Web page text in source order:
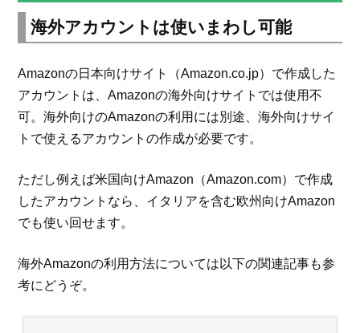
海外アカウントは使いまわし可能
Amazonの日本向けサイト（Amazon.co.jp）で作成した
アカウントは、Amazonの海外向けサイトでは使用不
可。海外向けのAmazonの利用には別途、海外向けサイ
トで使えるアカウントの作成が必要です。
ただし例えば米国向けAmazon（Amazon.com）で作成
したアカウントなら、イタリアを含む欧州向けAmazon
でも使い回せます。
海外Amazonの利用方法については以下の関連記事も参
考にどうぞ。